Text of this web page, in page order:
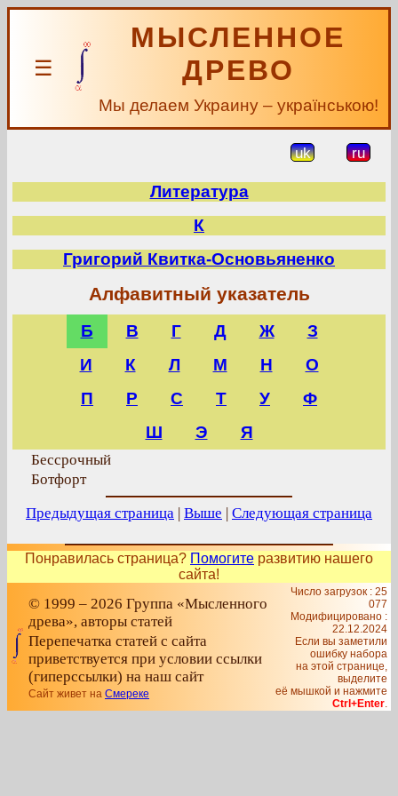
☰
МЫСЛЕННОЕ
ДРЕВО
Мы делаем Украину – українською!
uk ru
Литература
К
Григорий Квитка-Основьяненко
Алфавитный указатель
Б В Г Д Ж
З
И
К Л М Н
О
П
Р С Т У
Ф
Ш
Э Я
Бессрочный
Ботфорт
Предыдущая страница | Выше | Следующая страница
Понравилась страница? Помогите развитию нашего
сайта!
© 1999 – 2026 Группа «Мысленного
древа», авторы статей
Перепечатка статей с сайта
приветствуется при условии ссылки
(гиперссылки) на наш сайт
Сайт живет на Смереке
Число загрузок : 25
077
Модифицировано :
22.12.2024
Если вы заметили
ошибку набора
на этой странице,
выделите
её мышкой и нажмите
Ctrl+Enter.